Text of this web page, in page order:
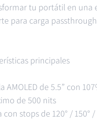
tu portátil en una
para carga
principales
AMOLED de 5.5” con
de 500 nits
con stops de 120° / 150°